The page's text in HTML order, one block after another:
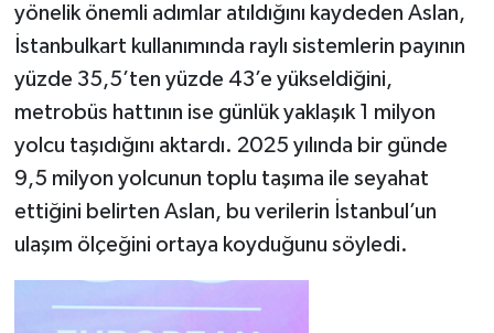
yönelik önemli adımlar atıldığını kaydeden Aslan,
İstanbulkart kullanımında raylı sistemlerin payının
yüzde 35,5’ten yüzde 43’e yükseldiğini,
metrobüs hattının ise günlük yaklaşık 1 milyon
yolcu taşıdığını aktardı. 2025 yılında bir günde
9,5 milyon yolcunun toplu taşıma ile seyahat
ettiğini belirten Aslan, bu verilerin İstanbul’un
ulaşım ölçeğini ortaya koyduğunu söyledi.